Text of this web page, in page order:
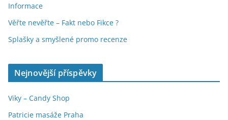
Informace
Věřte nevěřte – Fakt nebo Fikce ?
Splašky a smyšlené promo recenze
Nejnovější příspěvky
Viky – Candy Shop
Patricie masáže Praha